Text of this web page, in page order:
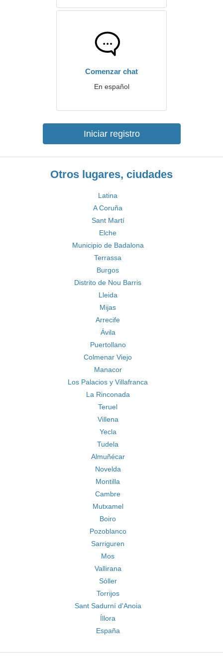
Comenzar chat
En español
Iniciar registro
Otros lugares, ciudades
Latina
A Coruña
Sant Martí
Elche
Municipio de Badalona
Terrassa
Burgos
Distrito de Nou Barris
Lleida
Mijas
Arrecife
Ávila
Puertollano
Colmenar Viejo
Manacor
Los Palacios y Villafranca
La Rinconada
Teruel
Villena
Yecla
Tudela
Almuñécar
Novelda
Montilla
Cambre
Mutxamel
Boiro
Pozoblanco
Sarriguren
Mos
Vallirana
Sóller
Torrijos
Sant Sadurní d'Anoia
Íllora
España